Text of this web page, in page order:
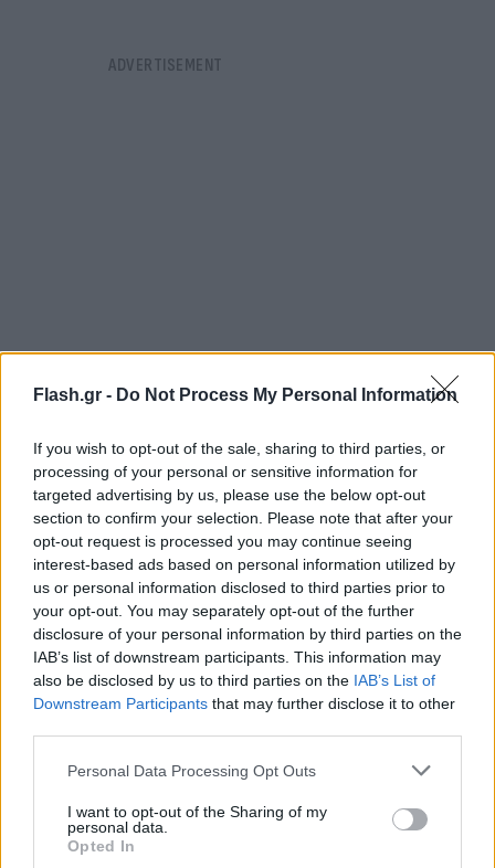
Flash.gr - Do Not Process My Personal Information
If you wish to opt-out of the sale, sharing to third parties, or
processing of your personal or sensitive information for
targeted advertising by us, please use the below opt-out
section to confirm your selection. Please note that after your
opt-out request is processed you may continue seeing
interest-based ads based on personal information utilized by
us or personal information disclosed to third parties prior to
your opt-out. You may separately opt-out of the further
disclosure of your personal information by third parties on the
IAB’s list of downstream participants. This information may
also be disclosed by us to third parties on the IAB’s List of
Downstream Participants that may further disclose it to other
Please note that this website/app uses one or more Google
not limited to your visit or usage behaviour. You may click to
grant or deny consent to Google and its third-party tags to
use your data for below specified purposes in below Google
Personal Data Processing Opt Outs
I want to opt-out of the Sharing of my
personal data.
Opted In
Ο Lamanif εξαφανίστηκε τη Δευτέρα 8
Φεβρουαρίου από την περιοχή Ραντάρ, στην Άνω
Περαία Θεσσαλονίκης.